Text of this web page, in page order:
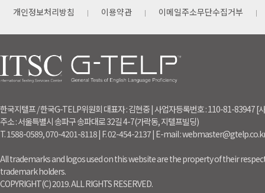
개인정보처리방침 이용약관 이메일주소무단수집거부
한국지텔프 / 한국G-TELP위원회 대표자 : 김현중 | 사업자등록번호 : 110-81-83947
주소 : 서울특별시 송파구 송파대로 32길 4-7(가락동, 지텔프빌딩)
T. 1588-0589, 070-4201-8118 | F. 02-454-2137 | E-mail :
All trademarks and logos used on this website are the property of their
trademark holders.
COPYRIGHT(C) 2019. ALL RIGHTS RESERVED.